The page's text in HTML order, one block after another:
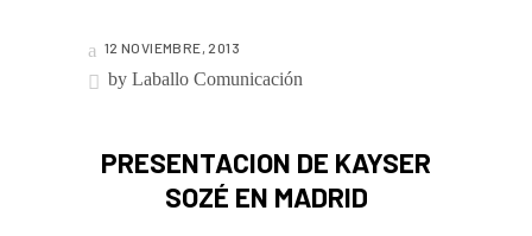
12 NOVIEMBRE, 2013
by Laballo Comunicación
PRESENTACION DE KAYSER
SOZÉ EN MADRID